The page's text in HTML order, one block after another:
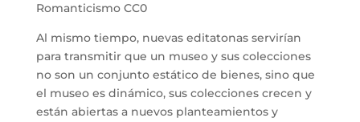
Romanticismo CC0
Al mismo tiempo, nuevas editatonas servirían
para transmitir que un museo y sus colecciones
no son un conjunto estático de bienes, sino que
el museo es dinámico, sus colecciones crecen y
están abiertas a nuevos planteamientos y